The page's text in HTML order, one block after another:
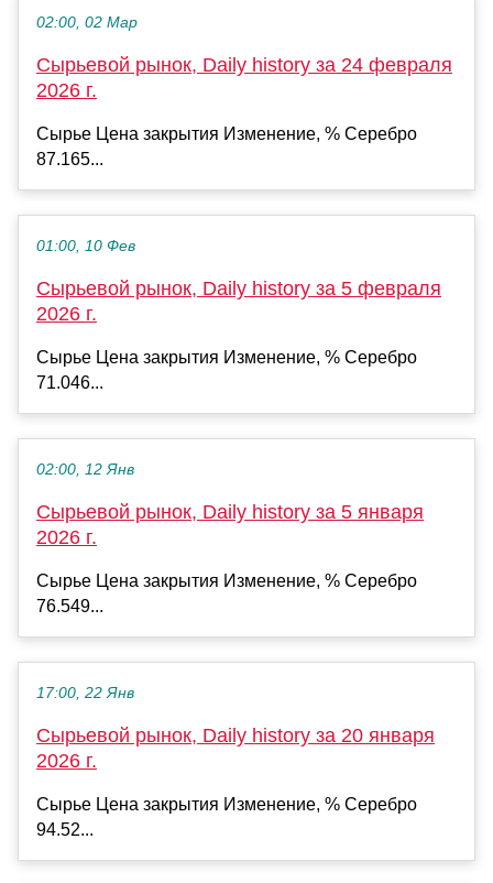
02:00, 02 Мар
Сырьевой рынок, Daily history за 24 февраля
2026 г.
Сырье Цена закрытия Изменение, % Серебро
87.165...
01:00, 10 Фев
Сырьевой рынок, Daily history за 5 февраля
2026 г.
Сырье Цена закрытия Изменение, % Серебро
71.046...
02:00, 12 Янв
Сырьевой рынок, Daily history за 5 января
2026 г.
Сырье Цена закрытия Изменение, % Серебро
76.549...
17:00, 22 Янв
Сырьевой рынок, Daily history за 20 января
2026 г.
Сырье Цена закрытия Изменение, % Серебро
94.52...